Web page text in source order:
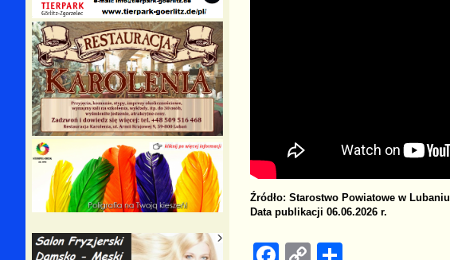
Źródło: Starostwo Powiatowe w Lubaniu
Data publikacji 06.06.2026 r.